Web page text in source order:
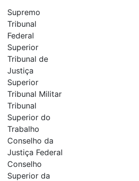
Supremo
Tribunal
Federal
Superior
Tribunal de
Justiça
Superior
Tribunal Militar
Tribunal
Superior do
Trabalho
Conselho da
Justiça Federal
Conselho
Superior da